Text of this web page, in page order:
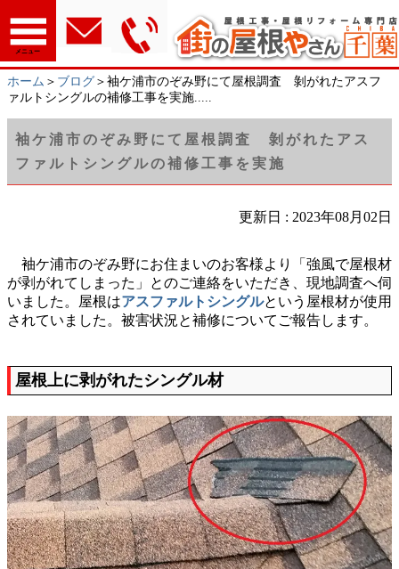
メニュー
ホーム ＞ ブログ ＞袖ケ浦市のぞみ野にて屋根調査 剝がれたアスフ
ァルトシングルの補修工事を実施.....
袖ケ浦市のぞみ野にて屋根調査 剝がれたアス
ファルトシングルの補修工事を実施
更新日 : 2023年08月02日
袖ケ浦市のぞみ野にお住まいのお客様より「強風で屋根材
が剥がれてしまった」とのご連絡をいただき、現地調査へ伺
いました。屋根はアスファルトシングルという屋根材が使用
されていました。被害状況と補修についてご報告します。
屋根上に剥がれたシングル材